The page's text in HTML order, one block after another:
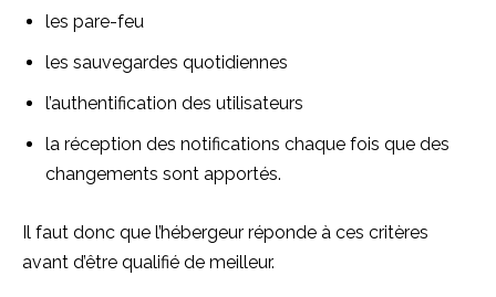
les pare-feu
les sauvegardes quotidiennes
l’authentification des utilisateurs
la réception des notifications chaque fois que des
changements sont apportés.
Il faut donc que l’hébergeur réponde à ces critères
avant d’être qualifié de meilleur.